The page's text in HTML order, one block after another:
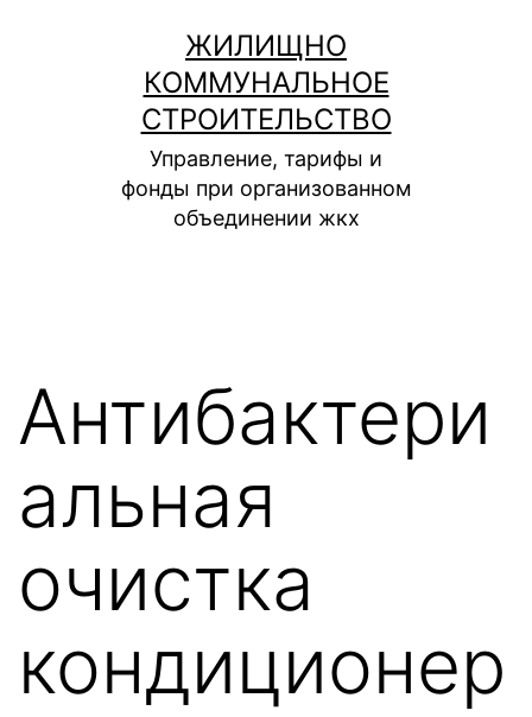
содержимому
ЖИЛИЩНО
КОММУНАЛЬНОЕ
СТРОИТЕЛЬСТВО
Управление, тарифы и
фонды при организованном
объединении жкх
Антибактери
альная
очистка
кондиционер